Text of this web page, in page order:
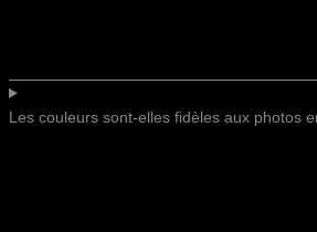
Les couleurs sont-elles fidèles aux photos